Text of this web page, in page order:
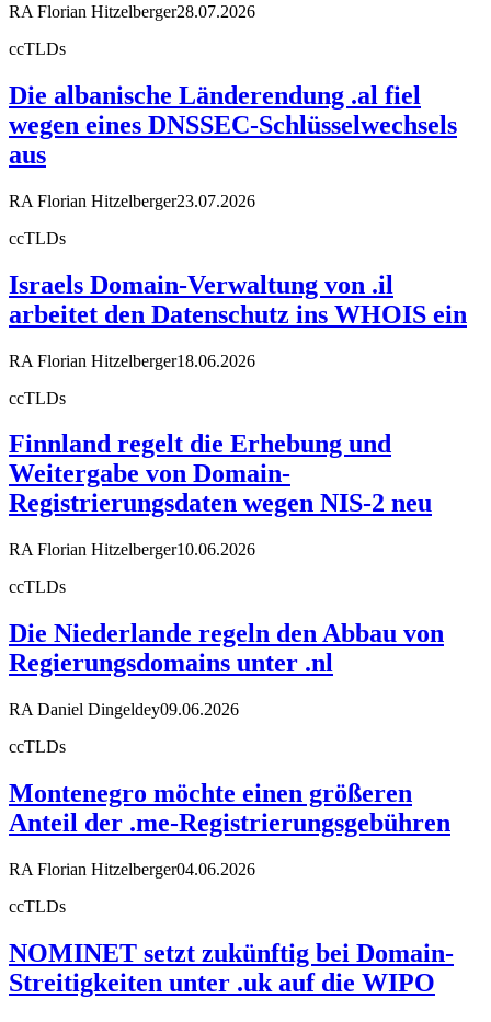
RA Florian Hitzelberger28.07.2026
ccTLDs
Die albanische Länderendung .al fiel
wegen eines DNSSEC-Schlüsselwechsels
aus
RA Florian Hitzelberger23.07.2026
ccTLDs
Israels Domain-Verwaltung von .il
arbeitet den Datenschutz ins WHOIS ein
RA Florian Hitzelberger18.06.2026
ccTLDs
Finnland regelt die Erhebung und
Weitergabe von Domain-
Registrierungsdaten wegen NIS-2 neu
RA Florian Hitzelberger10.06.2026
ccTLDs
Die Niederlande regeln den Abbau von
Regierungsdomains unter .nl
RA Daniel Dingeldey09.06.2026
ccTLDs
Montenegro möchte einen größeren
Anteil der .me-Registrierungsgebühren
RA Florian Hitzelberger04.06.2026
ccTLDs
NOMINET setzt zukünftig bei Domain-
Streitigkeiten unter .uk auf die WIPO